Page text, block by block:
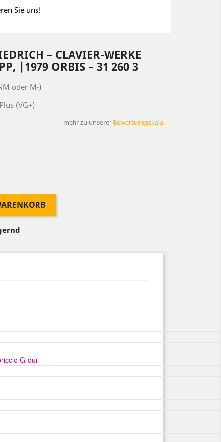
Sie uns!
‎– CLAVIER-WERKE
|1979 ORBIS ‎– 31 260 3
oder M-)
(VG+)
mehr zu unserer Bewertungsskala
G-dur